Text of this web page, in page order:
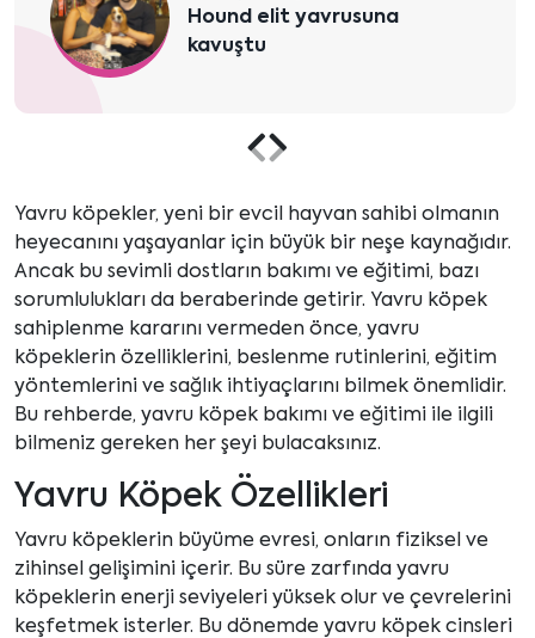
Hound elit yavrusuna
kavuştu
Önceki
içeriği
göster
içeriği
göster
Yavru köpekler, yeni bir evcil hayvan sahibi olmanın
heyecanını yaşayanlar için büyük bir neşe kaynağıdır.
Ancak bu sevimli dostların bakımı ve eğitimi, bazı
sorumlulukları da beraberinde getirir. Yavru köpek
sahiplenme kararını vermeden önce, yavru
köpeklerin özelliklerini, beslenme rutinlerini, eğitim
yöntemlerini ve sağlık ihtiyaçlarını bilmek önemlidir.
Bu rehberde, yavru köpek bakımı ve eğitimi ile ilgili
bilmeniz gereken her şeyi bulacaksınız.
Yavru Köpek Özellikleri
Yavru köpeklerin büyüme evresi, onların fiziksel ve
zihinsel gelişimini içerir. Bu süre zarfında yavru
köpeklerin enerji seviyeleri yüksek olur ve çevrelerini
keşfetmek isterler. Bu dönemde yavru köpek cinsleri